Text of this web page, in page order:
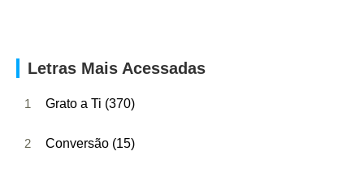
Letras Mais Acessadas
1 Grato a Ti (370)
2 Conversão (15)